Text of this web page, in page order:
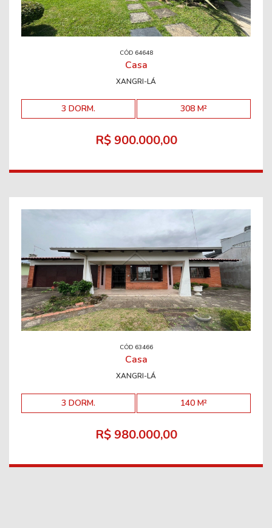
CÓD 64648
Casa
XANGRI-LÁ
3 DORM. 308 M²
R$ 900.000,00
CÓD 63466
Casa
XANGRI-LÁ
3 DORM. 140 M²
R$ 980.000,00